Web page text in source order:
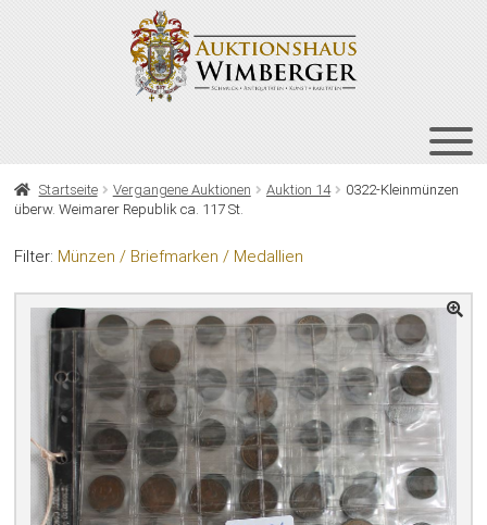
HOME
VERGANGENE AUKTIONEN
ÜBER UNS
KONTAKT
NEWSLETTER
Startseite Vergangene Auktionen Auktion 14
0322-Kleinmünzen
überw. Weimarer Republik ca. 117 St.
Filter: Münzen / Briefmarken / Medallien